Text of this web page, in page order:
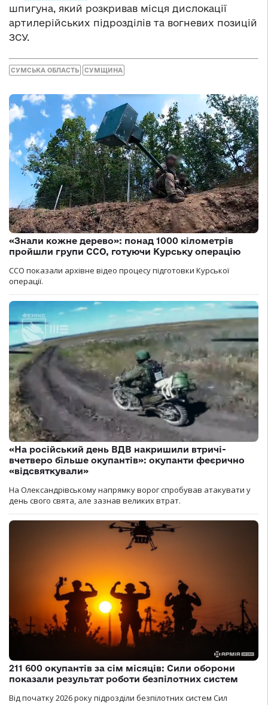
шпигуна, який розкривав місця дислокації
артилерійських підрозділів та вогневих позицій
ЗСУ.
СУМСЬКА ОБЛАСТЬ СУМЩИНА
«Знали кожне дерево»: понад 1000 кілометрів
пройшли групи ССО, готуючи Курську операцію
ССО показали архівне відео процесу підготовки Курської
операції.
«На російський день ВДВ накришили втричі-
вчетверо більше окупантів»: окупанти феєрично
«відсвяткували»
На Олександрівському напрямку ворог спробував атакувати у
день свого свята, але зазнав великих втрат.
211 600 окупантів за сім місяців: Сили оборони
показали результат роботи безпілотних систем
Від початку 2026 року підрозділи безпілотних систем Сил